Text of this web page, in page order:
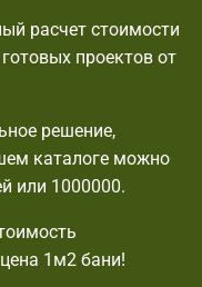
расчет стоимости
проектов от
решение,
каталоге можно
или 1000000.
1м2 бани!